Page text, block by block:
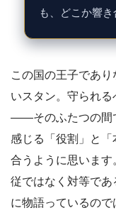
も、どこか響き
この国の王子であ
いスタン。守られ
――そのふたつの間
感じる「役割」と「
合うように思いま
従ではなく対等で
に物語っているので